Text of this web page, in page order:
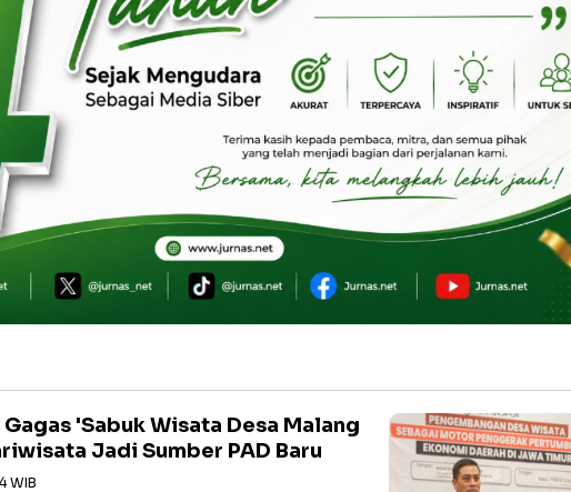
'Sabuk Wisata Desa Malang
Jadi Sumber PAD Baru
WIB